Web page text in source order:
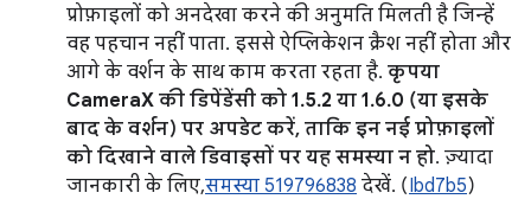
प्रोफ़ाइलों को अनदेखा करने की अनुमति मिलती है जिन्हें
वह पहचान नहीं पाता. इससे ऐप्लिकेशन क्रैश नहीं होता और
आगे के वर्शन के साथ काम करता रहता है. कृपया
CameraX की डिपेंडेंसी को 1.5.2 या 1.6.0 (या इसके
बाद के वर्शन) पर अपडेट करें, ताकि इन नई प्रोफ़ाइलों
को दिखाने वाले डिवाइसों पर यह समस्या न हो. ज़्यादा
जानकारी के लिए,समस्या 519796838 देखें. (Ibd7b5)